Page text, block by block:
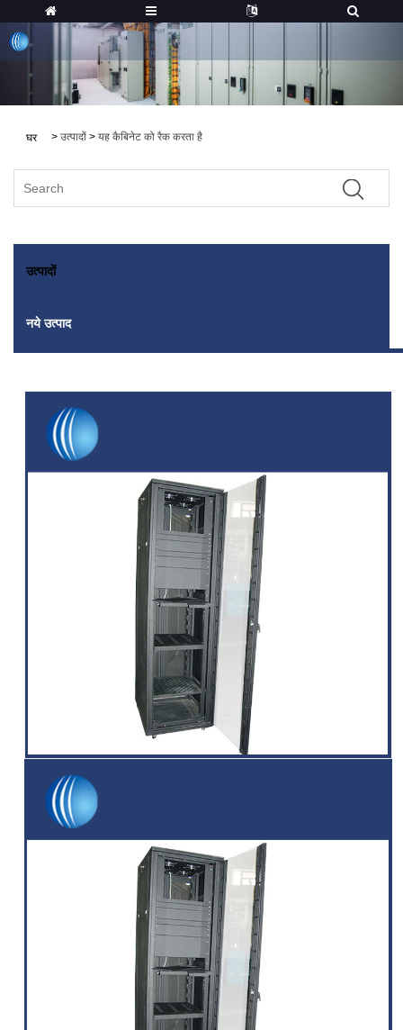
घर > उत्पादों > यह कैबिनेट को रैक करता है
उत्पादों
नये उत्पाद